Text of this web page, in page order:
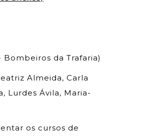
da Trafaria)
Almeida, Carla
Lurdes Ávila, Maria-
os cursos de